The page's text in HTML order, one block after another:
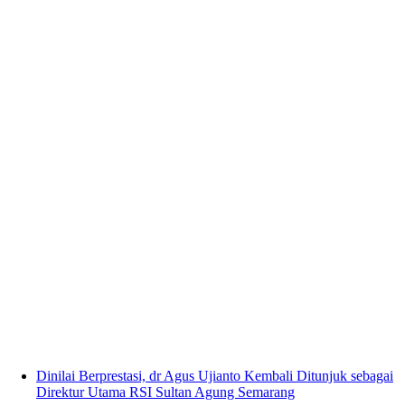
Dinilai Berprestasi, dr Agus Ujianto Kembali Ditunjuk sebagai
Direktur Utama RSI Sultan Agung Semarang